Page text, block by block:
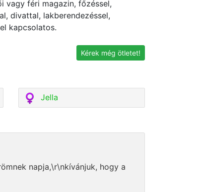
vagy féri magazin, főzéssel,
divattal, lakberendezéssel,
kapcsolatos.
Kérek még ötletet!
Jella
napja,\r\nkívánjuk, hogy a